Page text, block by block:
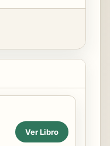
Ver Libro